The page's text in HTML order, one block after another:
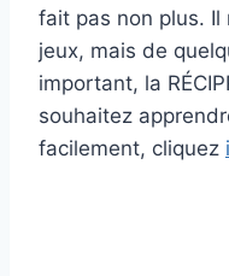
fait pas non plus. Il
jeux, mais de
important, la
souhaitez
facilement, cliquez